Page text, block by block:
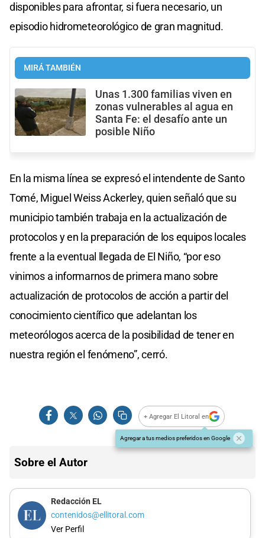
disponibles para afrontar, si fuera necesario, un
episodio hidrometeorológico de gran magnitud.
MIRÁ TAMBIÉN
Unas 1.300 familias viven en
zonas vulnerables al agua en
Santa Fe: el desafío ante un
posible Niño
En la misma línea se expresó el intendente de Santo
Tomé, Miguel Weiss Ackerley, quien señaló que su
municipio también trabaja en la actualización de
protocolos y en la preparación de los equipos locales
frente a la eventual llegada de El Niño, “por eso
vinimos a informarnos de primera mano sobre
actualización de protocolos de acción a partir del
conocimiento científico que adelantan los
meteorólogos acerca de la posibilidad de tener en
nuestra región el fenómeno”, cerró.
+ Agregar El Litoral en
Agregar a tus medios preferidos en Google
Sobre el Autor
Redacción EL
contenidos@ellitoral.com
Ver Perfil